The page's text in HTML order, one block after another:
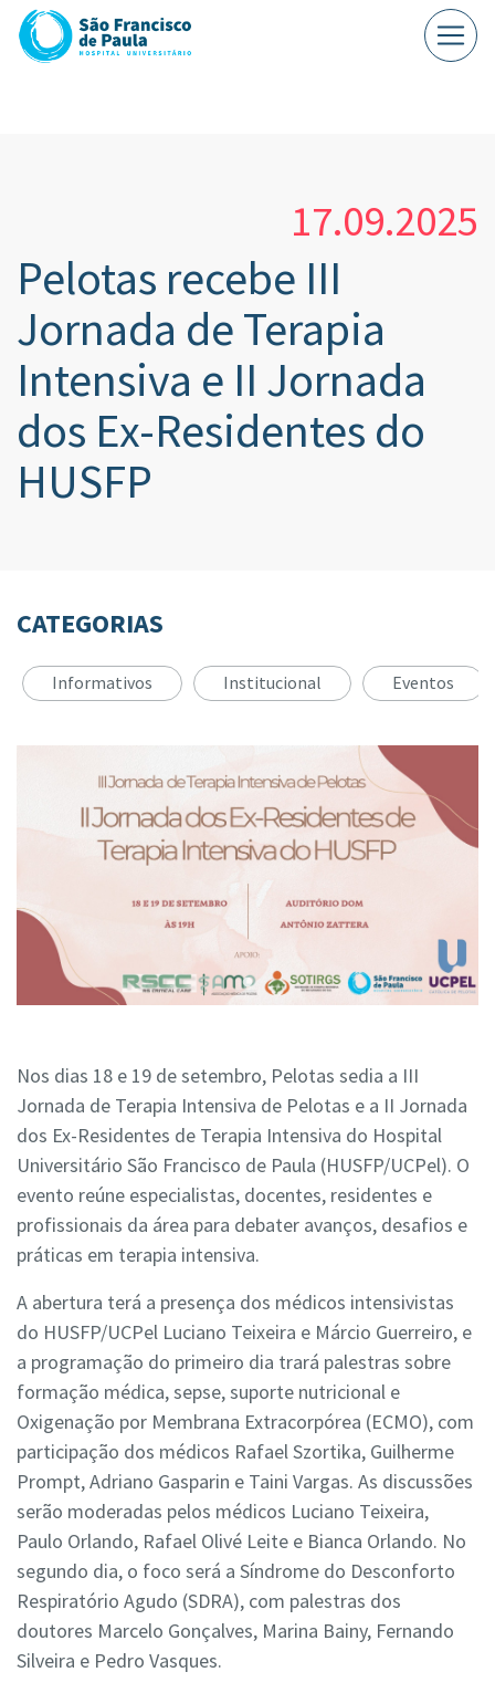
17.09.2025
Pelotas recebe III
Jornada de Terapia
Intensiva e II Jornada
dos Ex-Residentes do
HUSFP
Nos dias 18 e 19 de setembro, Pelotas sedia a III
Jornada de Terapia Intensiva de Pelotas e a II Jornada
dos Ex-Residentes de Terapia Intensiva do Hospital
Universitário São Francisco de Paula (HUSFP/UCPel). O
evento reúne especialistas, docentes, residentes e
profissionais da área para debater avanços, desafios e
práticas em terapia intensiva.
A abertura terá a presença dos médicos intensivistas
do HUSFP/UCPel Luciano Teixeira e Márcio Guerreiro, e
a programação do primeiro dia trará palestras sobre
formação médica, sepse, suporte nutricional e
Oxigenação por Membrana Extracorpórea (ECMO), com
participação dos médicos Rafael Szortika, Guilherme
Prompt, Adriano Gasparin e Taini Vargas. As discussões
serão moderadas pelos médicos Luciano Teixeira,
Paulo Orlando, Rafael Olivé Leite e Bianca Orlando. No
segundo dia, o foco será a Síndrome do Desconforto
Respiratório Agudo (SDRA), com palestras dos
doutores Marcelo Gonçalves, Marina Bainy, Fernando
Silveira e Pedro Vasques.
CATEGORIAS
Informativos Institucional Eventos